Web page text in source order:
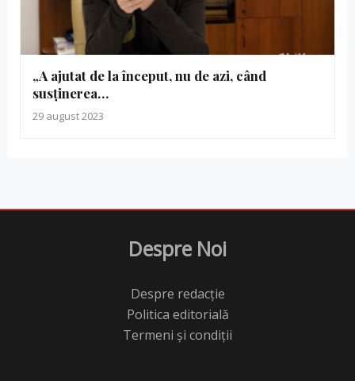
„A ajutat de la început, nu de azi, când
susținerea…
29 august 2023
Despre Noi
Despre redacție
Politica editorială
Termeni și condiții